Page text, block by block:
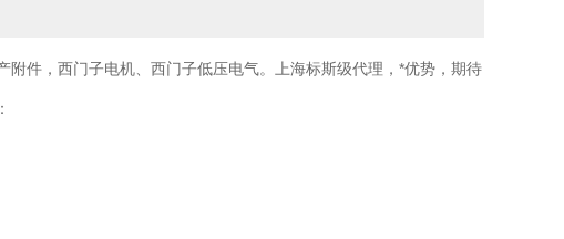
件，西门子电机、西门子低压电气。上海标斯级代理，*优势，期待